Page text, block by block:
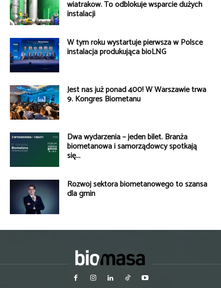
wiatraków. To odblokuje wsparcie dużych
instalacji
W tym roku wystartuje pierwsza w Polsce
instalacja produkująca bioLNG
Jest nas już ponad 400! W Warszawie trwa
9. Kongres Biometanu
Dwa wydarzenia – jeden bilet. Branża
biometanowa i samorządowcy spotkają
się...
Rozwój sektora biometanowego to szansa
dla gmin